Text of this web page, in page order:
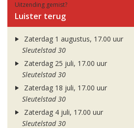
Uitzending gemist?
Luister terug
Zaterdag 1 augustus, 17.00 uur
Sleutelstad 30
Zaterdag 25 juli, 17.00 uur
Sleutelstad 30
Zaterdag 18 juli, 17.00 uur
Sleutelstad 30
Zaterdag 4 juli, 17.00 uur
Sleutelstad 30